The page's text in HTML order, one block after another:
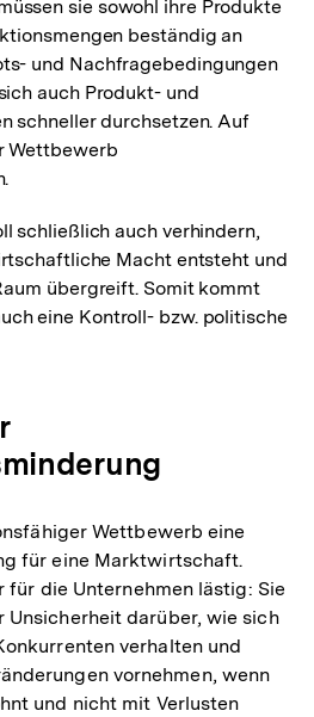
sie sowohl ihre Produkte
beständig an
und Nachfragebedingungen
auch Produkt- und
schneller durchsetzen. Auf
Wettbewerb
schließlich auch verhindern,
Macht entsteht und
übergreift. Somit kommt
eine Kontroll- bzw. politische
Wettbewerb eine
für eine Marktwirtschaft.
die Unternehmen lästig: Sie
Unsicherheit darüber, wie sich
verhalten und
vornehmen, wenn
und nicht mit Verlusten